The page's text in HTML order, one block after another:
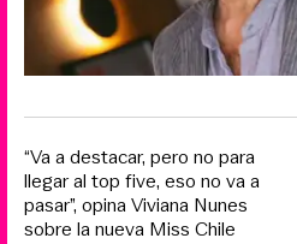
“Va a destacar, pero no para
llegar al top five, eso no va a
pasar”, opina Viviana Nunes
sobre la nueva Miss Chile